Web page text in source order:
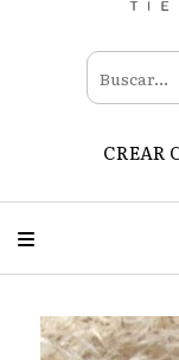
CREAR